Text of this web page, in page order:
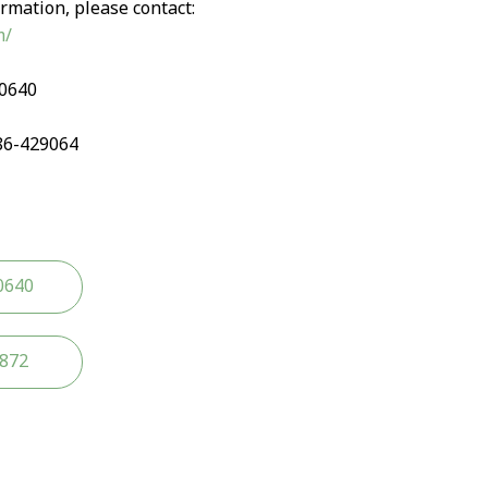
please contact:
429064